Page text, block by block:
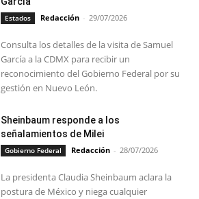
Estados Redacción - 29/07/2026
Consulta los detalles de la visita de Samuel
García a la CDMX para recibir un
reconocimiento del Gobierno Federal por su
gestión en Nuevo León.
Sheinbaum responde a los
señalamientos de Milei
Gobierno Federal Redacción - 28/07/2026
La presidenta Claudia Sheinbaum aclara la
postura de México y niega cualquier